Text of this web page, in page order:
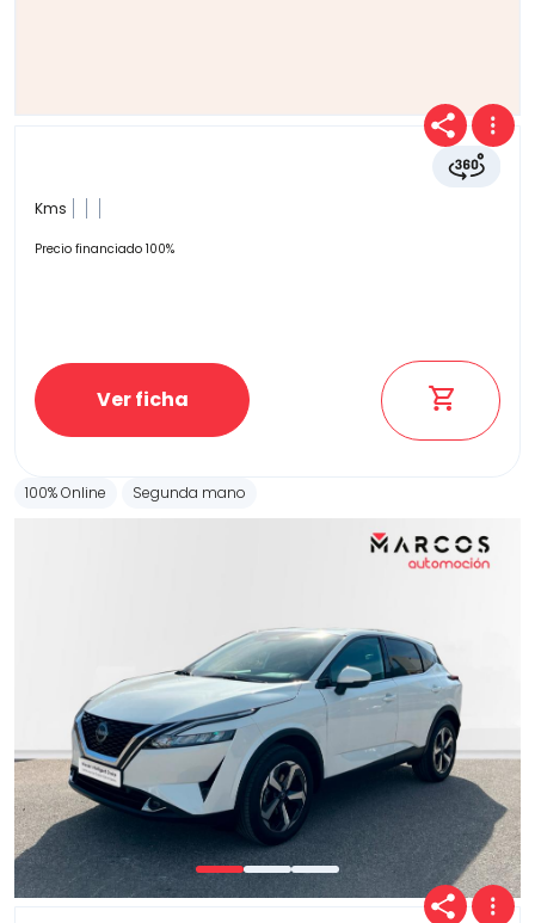
Kms
Precio financiado 100%
Ver ficha
100% Online Segunda mano